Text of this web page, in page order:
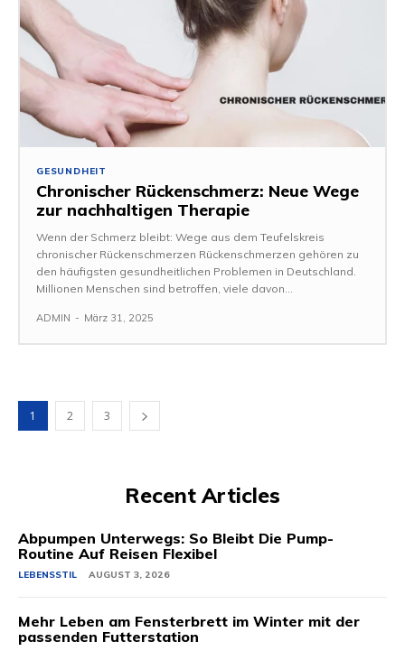
GESUNDHEIT
Chronischer Rückenschmerz: Neue Wege
zur nachhaltigen Therapie
Wenn der Schmerz bleibt: Wege aus dem Teufelskreis
chronischer Rückenschmerzen Rückenschmerzen gehören zu
den häufigsten gesundheitlichen Problemen in Deutschland.
Millionen Menschen sind betroffen, viele davon...
ADMIN - März 31, 2025
1 2 3
Recent Articles
Abpumpen Unterwegs: So Bleibt Die Pump-
Routine Auf Reisen Flexibel
LEBENSSTIL AUGUST 3, 2026
Mehr Leben am Fensterbrett im Winter mit der
passenden Futterstation